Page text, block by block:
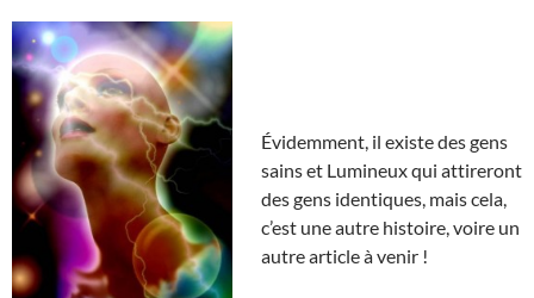
Évidemment, il existe des gens
sains et Lumineux qui attireront
des gens identiques, mais cela,
c’est une autre histoire, voire un
autre article à venir !